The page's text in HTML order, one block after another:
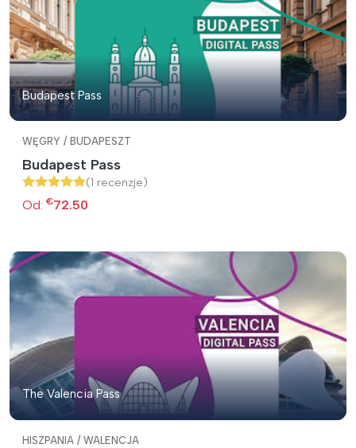
Budapest Pass
WĘGRY / BUDAPESZT
Budapest Pass
(1 recenzje)
Od: €72.50
The Valencia Pass
HISZPANIA / WALENCJA